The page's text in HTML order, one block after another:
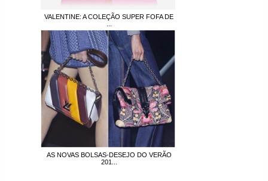
VALENTINE: A COLEÇÃO SUPER FOFA DE
AS NOVAS BOLSAS-DESEJO DO VERÃO
201...